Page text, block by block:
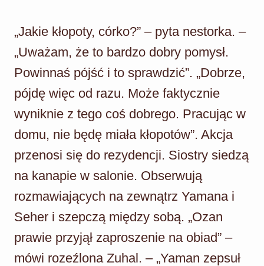
„Jakie kłopoty, córko?” – pyta nestorka. –
„Uważam, że to bardzo dobry pomysł.
Powinnaś pójść i to sprawdzić”. „Dobrze,
pójdę więc od razu. Może faktycznie
wyniknie z tego coś dobrego. Pracując w
domu, nie będę miała kłopotów”. Akcja
przenosi się do rezydencji. Siostry siedzą
na kanapie w salonie. Obserwują
rozmawiających na zewnątrz Yamana i
Seher i szepczą między sobą. „Ozan
prawie przyjął zaproszenie na obiad” –
mówi rozeźlona Zuhal. – „Yaman zepsuł